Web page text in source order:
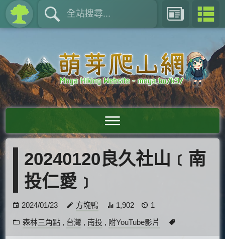
20240120良久社山﹝南
投仁愛﹞
2024/01/23 方塊鴨 1,902
1
森林三角點 , 台灣 , 南投 , 附YouTube影片